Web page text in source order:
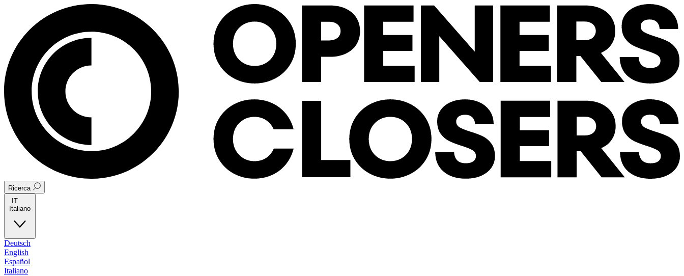
Ricerca
IT
Italiano
Deutsch
English
Español
Italiano